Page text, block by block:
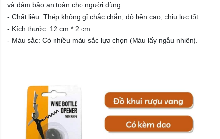
và đảm bảo an toàn cho người dùng.
- Chất liệu: Thép không gỉ chắc chắn, độ bền cao, chịu lực tốt.
- Kích thước: 12 cm * 2 cm.
- Màu sắc: Có nhiều màu sắc lựa chọn (Màu lấy ngẫu nhiên).